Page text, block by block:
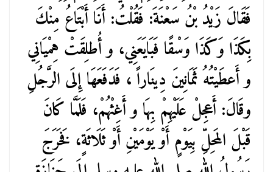
فَقَالَ زَيْدُ بْنُ سَعْنَةَ: فَقُلْتُ: أَنَا أَبْتَاعُ مِنْكَ
بِكَذَا وَكَذَا وَسْقًا فَبَايَعَنِي، و أُطلِقَتْ هِمْيَانِي
و أَعطَيْتُهُ ثَمَانِينَ دِينَاراً ، فَدَفَعَهَا إِلَى الرَّجُلِ
وقَالَ: أَعجِلْ عَلَيْهِمْ بِهَا و أَغِثْهُمْ، فَلَمَّا كَانَ
قَبْلَ المَحِلِّ بِيَوْمٍ أَوْ يَوْمَيْنِ أَوْ ثَلَاثَةٍ، فَخَرَجَ